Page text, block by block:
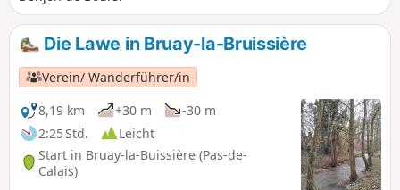
Die Lawe in Bruay-la-Bruissière
Verein/ Wanderführer/in
8,19 km
+30 m
-30 m
2:25 Std.
Leicht
Start in Bruay-la-Buissière (Pas-de-
Calais)